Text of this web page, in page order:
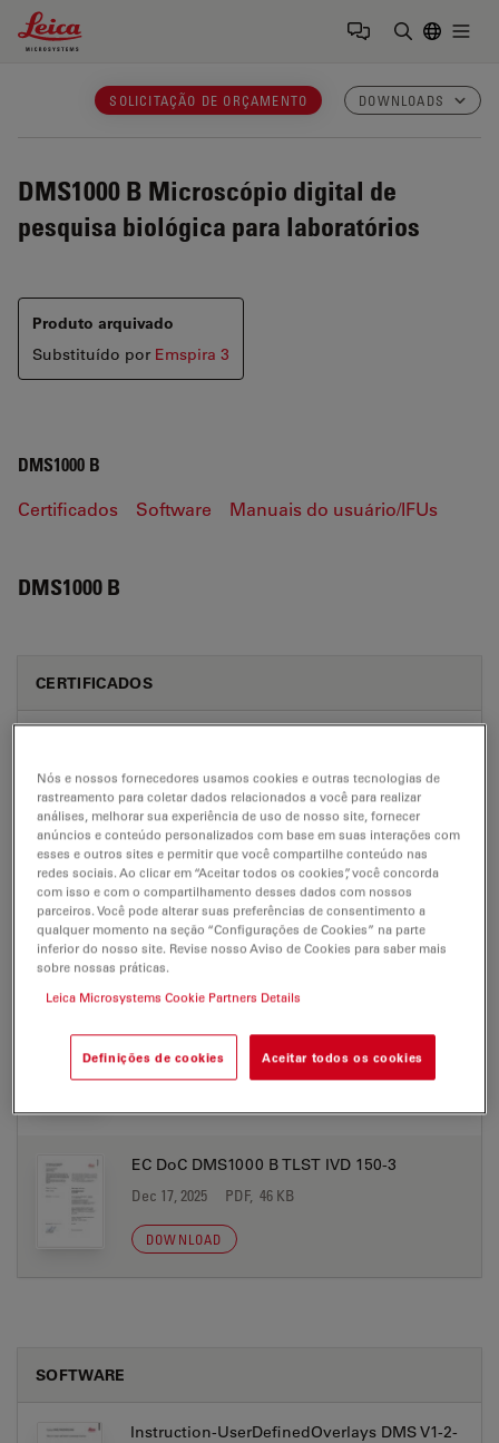
Leica Microsystems Logo
SOLICITAÇÃO DE ORÇAMENTO DOWNLOADS
DMS1000 B Microscópio digital de
pesquisa biológica para laboratórios
Produto arquivado
Substituído por Emspira 3
DMS1000 B
Certificados Software Manuais do usuário/IFUs
DMS1000 B
CERTIFICADOS
Dec 17, 2025 PDF, 50 KB
DOWNLOAD
EC DoC DMS1000 B TL5000 IVD 151-3
Dec 17, 2025 PDF, 46 KB
DOWNLOAD
Jul 27, 2026 PDF, 49 KB
EC DoC DMS1000 B TLST IVD 150-3
Dec 17, 2025 PDF, 46 KB
DOWNLOAD
SOFTWARE
Instruction-UserDefinedOverlays DMS V1-2-
Nós e nossos fornecedores usamos cookies e outras tecnologias de
rastreamento para coletar dados relacionados a você para realizar
análises, melhorar sua experiência de uso de nosso site, fornecer
anúncios e conteúdo personalizados com base em suas interações com
esses e outros sites e permitir que você compartilhe conteúdo nas
redes sociais. Ao clicar em “Aceitar todos os cookies”, você concorda
com isso e com o compartilhamento desses dados com nossos
parceiros. Você pode alterar suas preferências de consentimento a
qualquer momento na seção “Configurações de Cookies” na parte
inferior do nosso site. Revise nosso Aviso de Cookies para saber mais
sobre nossas práticas.
Leica Microsystems Cookie Partners Details
Definições de cookies Aceitar todos os cookies